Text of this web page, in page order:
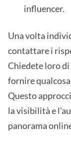
influencer.
Una volta
contattare i
Chiedete loro
fornire
Questo
la visibilità e
panorama